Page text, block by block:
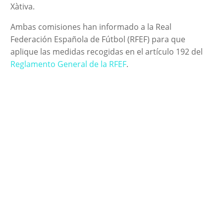
Xàtiva.
Ambas comisiones han informado a la Real
Federación Española de Fútbol (RFEF) para que
aplique las medidas recogidas en el artículo 192 del
Reglamento General de la RFEF.